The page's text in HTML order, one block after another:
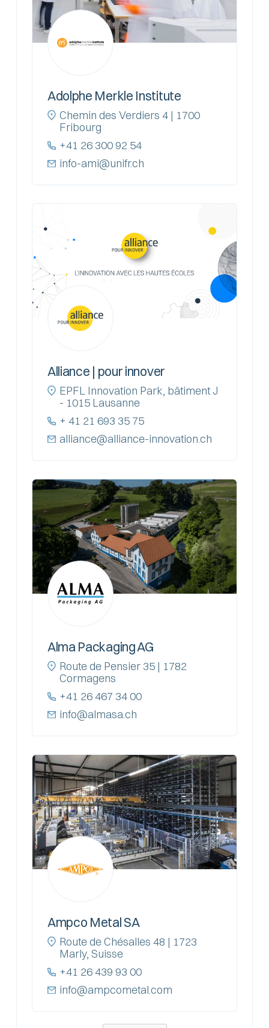
Adolphe Merkle Institute
Chemin des Verdiers 4 | 1700
Fribourg
+41 26 300 92 54
info-ami@unifr.ch
Alliance | pour innover
EPFL Innovation Park, bâtiment J
- 1015 Lausanne
+ 41 21 693 35 75
alliance@alliance-innovation.ch
Alma Packaging AG
Route de Pensier 35 | 1782
Cormagens
+41 26 467 34 00
info@almasa.ch
Ampco Metal SA
Route de Chésalles 48 | 1723
Marly, Suisse
+41 26 439 93 00
info@ampcometal.com